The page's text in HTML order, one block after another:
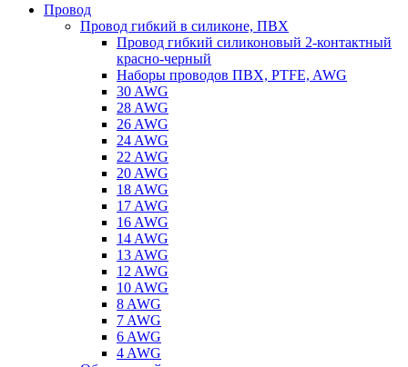
Провод
Провод гибкий в силиконе, ПВХ
Провод гибкий силиконовый 2-контактный
красно-черный
Наборы проводов ПВХ, PTFE, AWG
30 AWG
28 AWG
26 AWG
24 AWG
22 AWG
20 AWG
18 AWG
17 AWG
16 AWG
14 AWG
13 AWG
12 AWG
10 AWG
8 AWG
7 AWG
6 AWG
4 AWG